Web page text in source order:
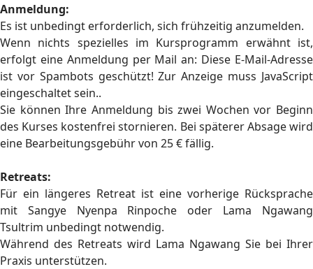
Anmeldung:
Es ist unbedingt erforderlich, sich frühzeitig anzumelden.
Wenn nichts spezielles im Kursprogramm erwähnt ist,
erfolgt eine Anmeldung per Mail an: Diese E-Mail-Adresse
ist vor Spambots geschützt! Zur Anzeige muss JavaScript
eingeschaltet sein..
Sie können Ihre Anmeldung bis zwei Wochen vor Beginn
des Kurses kostenfrei stornieren. Bei späterer Absage wird
eine Bearbeitungsgebühr von 25 € fällig.
Retreats:
Für ein längeres Retreat ist eine vorherige Rücksprache
mit Sangye Nyenpa Rinpoche oder Lama Ngawang
Tsultrim unbedingt notwendig.
Während des Retreats wird Lama Ngawang Sie bei Ihrer
Praxis unterstützen.